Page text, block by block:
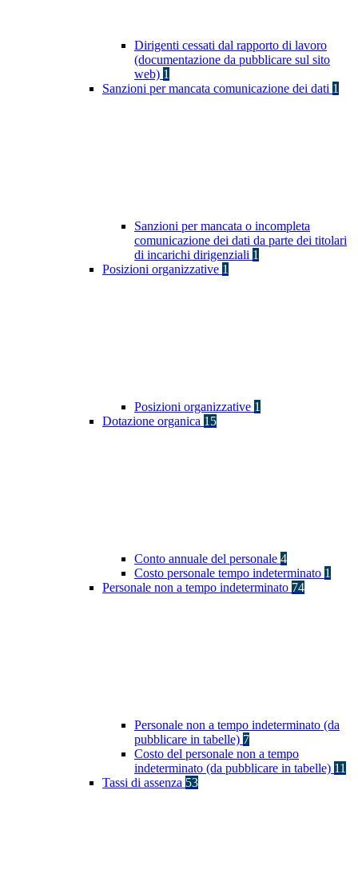
Dirigenti cessati dal rapporto di lavoro
(documentazione da pubblicare sul sito
web) 1
Sanzioni per mancata comunicazione dei dati 1
Sanzioni per mancata o incompleta
comunicazione dei dati da parte dei titolari
di incarichi dirigenziali 1
Posizioni organizzative 1
Posizioni organizzative 1
Dotazione organica 15
Conto annuale del personale 4
Costo personale tempo indeterminato 1
Personale non a tempo indeterminato 74
Personale non a tempo indeterminato (da
pubblicare in tabelle) 7
Costo del personale non a tempo
indeterminato (da pubblicare in tabelle) 11
Tassi di assenza 53